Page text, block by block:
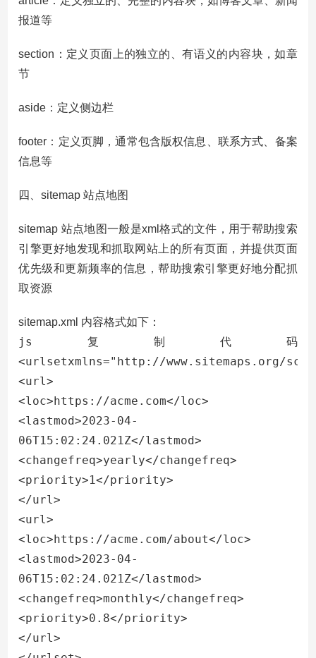
报道等
section：定义页面上的独立的、有语义的内容块，如章
节
aside：定义侧边栏
footer：定义页脚，通常包含版权信息、联系方式、备案
信息等
四、sitemap 站点地图
sitemap 站点地图一般是xml格式的文件，用于帮助搜索
引擎更好地发现和抓取网站上的所有页面，并提供页面
优先级和更新频率的信息，帮助搜索引擎更好地分配抓
取资源
sitemap.xml 内容格式如下：
js复制代码
<urlsetxmlns="http://www.sitemaps.org/
<url>
<loc>https://acme.com</loc>
<lastmod>2023-04-
06T15:02:24.021Z</lastmod>
<changefreq>yearly</changefreq>
<priority>1</priority>
</url>
<url>
<loc>https://acme.com/about</loc>
<lastmod>2023-04-
06T15:02:24.021Z</lastmod>
<changefreq>monthly</changefreq>
<priority>0.8</priority>
</url>